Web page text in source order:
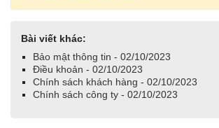
Bài viết khác:
Bảo mật thông tin - 02/10/2023
Điều khoản - 02/10/2023
Chính sách khách hàng - 02/10/2023
Chính sách công ty - 02/10/2023